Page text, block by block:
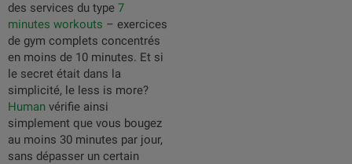
des services du type 7
minutes workouts – exercices
de gym complets concentrés
en moins de 10 minutes. Et si
le secret était dans la
simplicité, le less is more?
Human vérifie ainsi
simplement que vous bougez
au moins 30 minutes par jour,
sans dépasser un certain